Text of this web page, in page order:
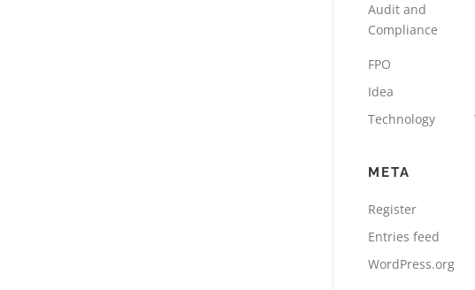
Audit and
Compliance
FPO
Idea
Technology
META
Register
Entries feed
WordPress.org